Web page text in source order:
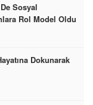
Sosyal
Rol Model Oldu
Dokunarak